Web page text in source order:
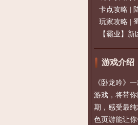
游戏介绍
《卧龙吟》
游戏，将带
期，感受最
色页游能让